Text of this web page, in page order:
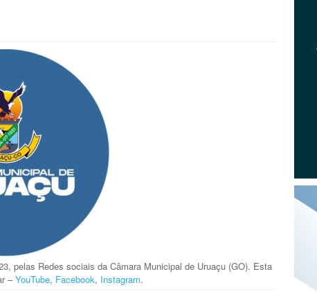
pelas Redes sociais da Câmara Municipal de Uruaçu (GO). Esta
–YouTube, Facebook, Instagram.